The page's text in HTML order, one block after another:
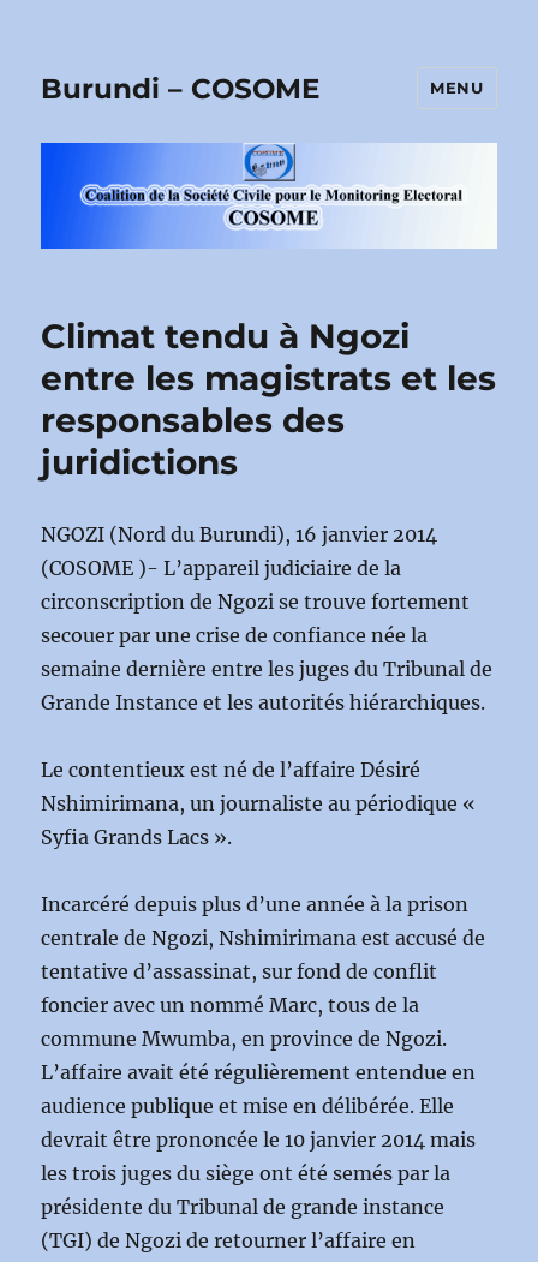
Burundi – COSOME MENU
Climat tendu à Ngozi
entre les magistrats et les
responsables des
juridictions
NGOZI (Nord du Burundi), 16 janvier 2014
(COSOME )- L’appareil judiciaire de la
circonscription de Ngozi se trouve fortement
secouer par une crise de confiance née la
semaine dernière entre les juges du Tribunal de
Grande Instance et les autorités hiérarchiques.
Le contentieux est né de l’affaire Désiré
Nshimirimana, un journaliste au périodique «
Syfia Grands Lacs ».
Incarcéré depuis plus d’une année à la prison
centrale de Ngozi, Nshimirimana est accusé de
tentative d’assassinat, sur fond de conflit
foncier avec un nommé Marc, tous de la
commune Mwumba, en province de Ngozi.
L’affaire avait été régulièrement entendue en
audience publique et mise en délibérée. Elle
devrait être prononcée le 10 janvier 2014 mais
les trois juges du siège ont été semés par la
présidente du Tribunal de grande instance
(TGI) de Ngozi de retourner l’affaire en